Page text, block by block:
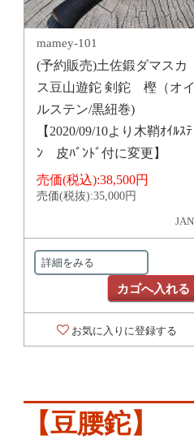
mamey-101
(予約販売)土佐鍛ダマスカ
ス豆山遊鉈 剣鉈 樫（オ
ルステン/黒紐巻)
【2020/09/10より木鞘ｵｲﾙｽﾃ
ﾝ 皮ﾊﾞﾝﾄﾞ付に変更】
売価(税込):38,500円
売価(税抜):35,000円
詳細をみる
カゴへ入れる
お気に入りに登録する
【豆腰鉈】